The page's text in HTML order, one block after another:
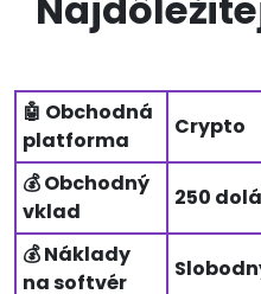
🤖 Obchodná
platforma
Crypto
💰 Obchodný
vklad
250
💰 Náklady
na softvér